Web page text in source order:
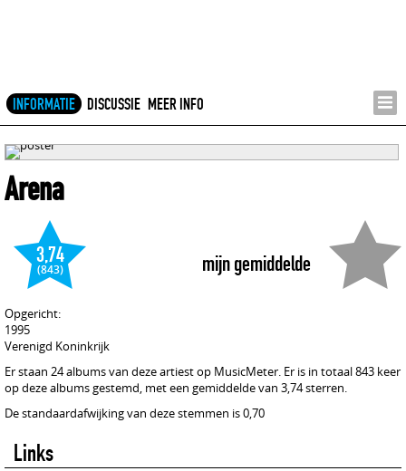
INFORMATIE DISCUSSIE MEER INFO
Arena
mijn gemiddelde
3,74
(843)
Opgericht:
1995
Verenigd Koninkrijk
Er staan 24 albums van deze artiest op MusicMeter. Er is in totaal 843 keer
op deze albums gestemd, met een gemiddelde van 3,74 sterren.
De standaardafwijking van deze stemmen is 0,70
Links